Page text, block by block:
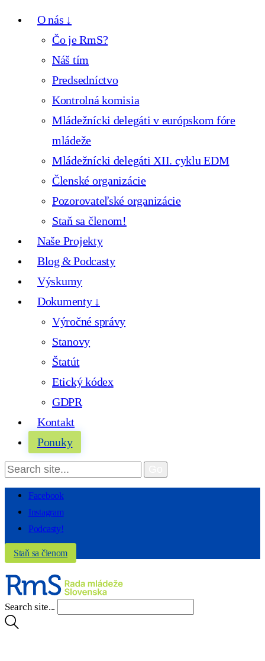
O nás ↓
Čo je RmS?
Náš tím
Predsedníctvo
Kontrolná komisia
Mládežnícki delegáti v európskom fóre
mládeže
Mládežnícki delegáti XII. cyklu EDM
Členské organizácie
Pozorovateľské organizácie
Staň sa členom!
Naše Projekty
Blog & Podcasty
Výskumy
Dokumenty ↓
Výročné správy
Stanovy
Štatút
Etický kódex
GDPR
Kontakt
Ponuky
Facebook
Instagram
Podcasty!
Staň sa členom
Search site...